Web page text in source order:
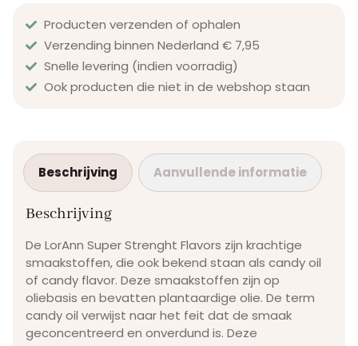
Producten verzenden of ophalen
Verzending binnen Nederland € 7,95
Snelle levering (indien voorradig)
Ook producten die niet in de webshop staan​
Beschrijving Aanvullende informatie
Beschrijving
De LorAnn Super Strenght Flavors zijn krachtige
smaakstoffen, die ook bekend staan als candy oil
of candy flavor. Deze smaakstoffen zijn op
oliebasis en bevatten plantaardige olie. De term
candy oil verwijst naar het feit dat de smaak
geconcentreerd en onverdund is. Deze